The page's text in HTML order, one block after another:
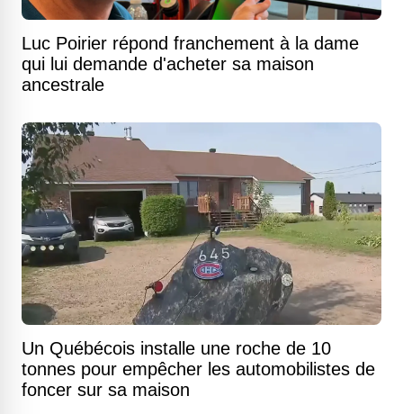
Luc Poirier répond franchement à la dame
qui lui demande d'acheter sa maison
ancestrale
Un Québécois installe une roche de 10
tonnes pour empêcher les automobilistes de
foncer sur sa maison